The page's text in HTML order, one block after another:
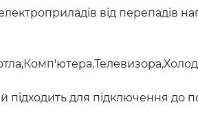
від перепадів
підходить для підключення